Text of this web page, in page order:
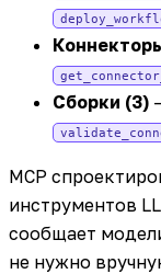
Сборки (3)
MCP
инструментов
сообщает
не нужно